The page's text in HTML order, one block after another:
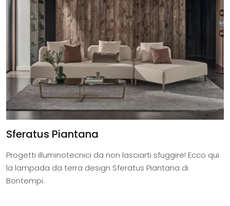
Sferatus Piantana
Progetti illuminotecnici da non lasciarti sfuggire! Ecco qui
la lampada da terra design Sferatus Piantana di
Bontempi.